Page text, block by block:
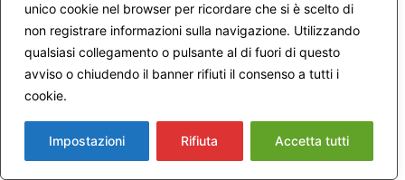
unico cookie nel browser per ricordare che si è scelto di
non registrare informazioni sulla navigazione. Utilizzando
qualsiasi collegamento o pulsante al di fuori di questo
avviso o chiudendo il banner rifiuti il consenso a tutti i
cookie.
Impostazioni Rifiuta Accetta tutti
Avvertimi via email alla pubblicazione di un nuovo
articolo.